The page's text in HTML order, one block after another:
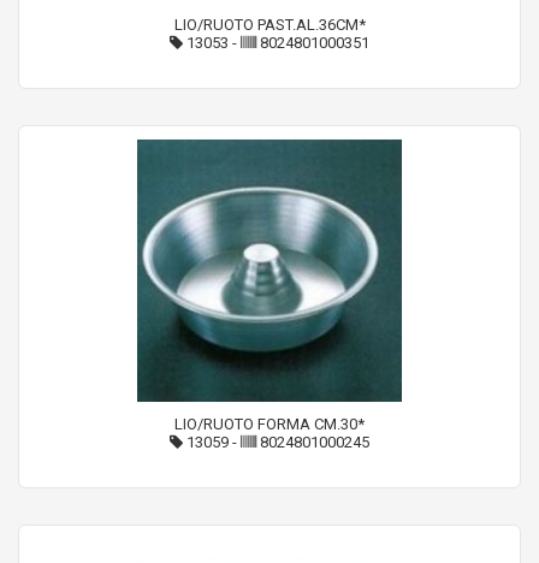
LIO/RUOTO PAST.AL.36CM*
13053 - 8024801000351
LIO/RUOTO FORMA CM.30*
13059 - 8024801000245